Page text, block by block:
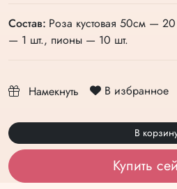
Состав: Роза кустовая 50см —
— 1 шт., пионы — 10 шт.
Намекнуть В избранное
В
Купить